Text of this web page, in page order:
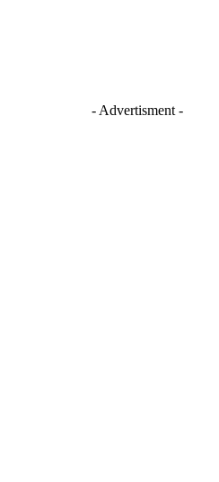
- Advertisment -